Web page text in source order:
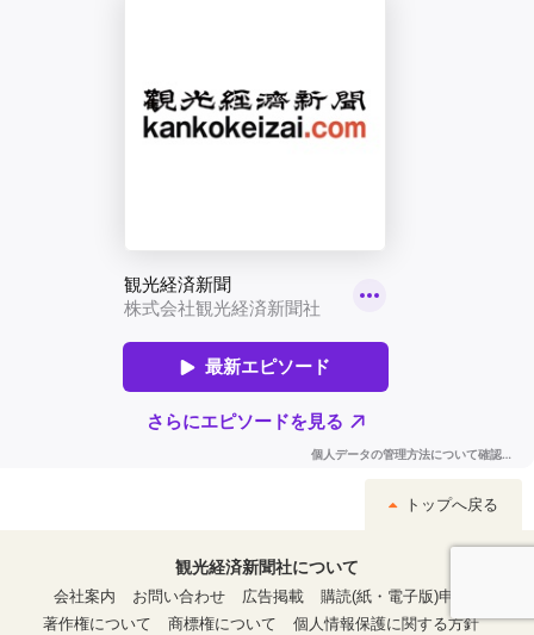
トップへ戻る
観光経済新聞社について
会社案内
お問い合わせ 広告掲載
購読(紙・電子版)申込
著作権について
商標権について 個人情報保護に関する方針